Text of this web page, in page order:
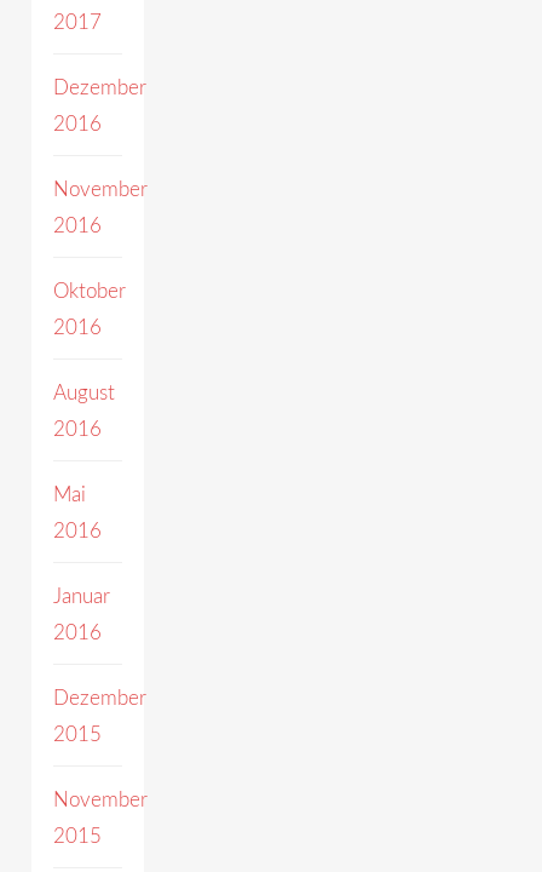
2017
Dezember
2016
November
2016
Oktober
2016
August
2016
Mai
2016
Januar
2016
Dezember
2015
November
2015